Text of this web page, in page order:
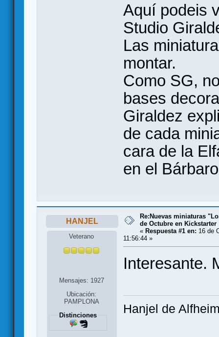
Aquí podeis
Studio
Las
montar.
Como SG,
bases
Giraldez
de cada
cara de la
en el
HANJEL
Veterano
Mensajes: 1927
Ubicación:
PAMPLONA
Distinciones
Re:Nuevas miniaturas
de Octubre en Kickstarter
« Respuesta #1 en: 16 de
11:56:44 »
Interesante.
Hanjel de